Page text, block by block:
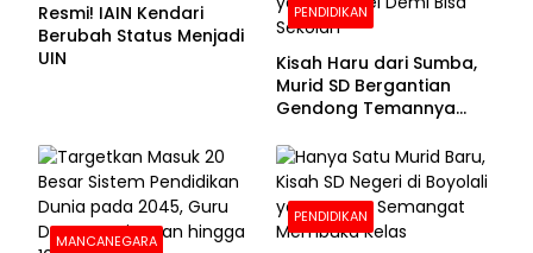
Resmi! IAIN Kendari
Berubah Status Menjadi
UIN
PENDIDIKAN
Kisah Haru dari Sumba,
Murid SD Bergantian
Gendong Temannya
Sekolah
MANCANEGARA
PENDIDIKAN